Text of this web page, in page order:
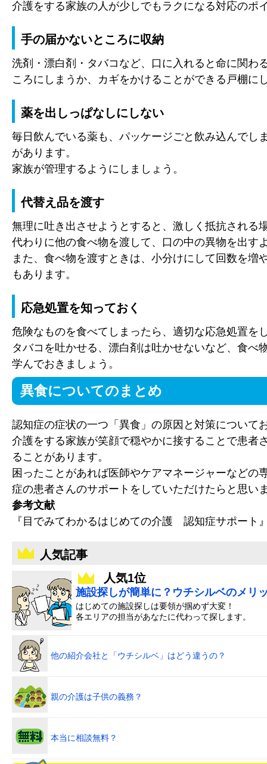
介護をする家族の人が少しでもラクになる対応のポ
手の届かないところに収納
洗剤・漂白剤・タバコなど、口に入れると命に関わ
ころにしまうか、カギをかけることができる戸棚に
薬を出しっぱなしにしない
毎日飲んでいる薬も、パッケージごと飲み込んでし
があります。
家族が管理するようにしましょう。
代替え品を渡す
無理に吐き出させようとすると、激しく抵抗される
代わりに他の食べ物を渡して、口の中の異物を出す
また、食べ物を渡すときは、小分けにして回数を増
もあります。
応急処置を知っておく
危険なものを食べてしまったら、適切な応急処置を
タバコを吐かせる、漂白剤は吐かせないなど、食べ
学んでおきましょう。
異食についてのまとめ
認知症の症状の一つ「異食」の原因と対策について
介護をする家族が笑顔で穏やかに接することで患者
ることがあります。
困ったことがあれば医師やケアマネージャーなどの
症の患者さんのサポートをしていただけたらと思い
参考文献
『目でみてわかるはじめての介護 認知症サポー
人気記事
人気1位
施設探しが簡単に？ウチシルベのメリ
はじめての施設探しは要領が掴めず大変！
各エリアの担当があなたに代わって探します。
他の紹介会社と「ウチシルベ」はどう違うの？
親の介護は子供の義務？
本当に相談無料？